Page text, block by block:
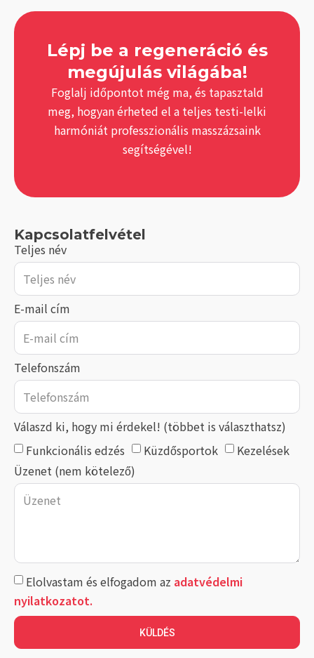
Lépj be a regeneráció és
megújulás világába!
Foglalj időpontot még ma, és tapasztald
meg, hogyan érheted el a teljes testi-lelki
harmóniát professzionális masszázsaink
segítségével!
Kapcsolatfelvétel
Teljes név
E-mail cím
Telefonszám
Válaszd ki, hogy mi érdekel! (többet is választhatsz)
Funkcionális edzés
Küzdősportok
Kezelések
Üzenet (nem kötelező)
Elolvastam és elfogadom az adatvédelmi
nyilatkozatot.
KÜLDÉS